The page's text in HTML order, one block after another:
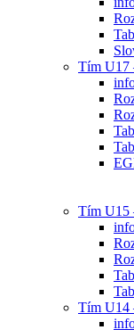
Tím U17
Tím U15
Tím U14